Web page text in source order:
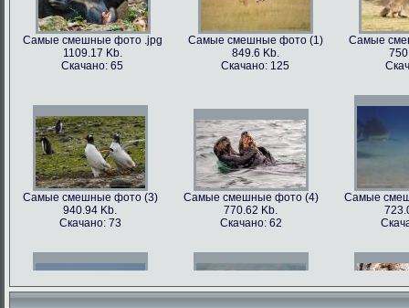
Самые смешные фото .jpg
1109.17 Kb.
Скачано: 65
Самые смешные фото (1)
849.6 Kb.
Скачано: 125
Самые
Самые смешные фото (3)
940.94 Kb.
Скачано: 73
Самые смешные фото (4)
770.62 Kb.
Скачано: 62
Самые